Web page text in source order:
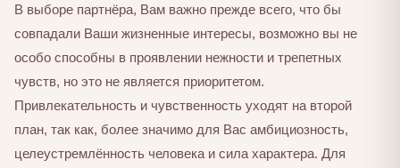
В выборе партнёра, Вам важно прежде всего, что бы
совпадали Ваши жизненные интересы, возможно вы не
особо способны в проявлении нежности и трепетных
чувств, но это не является приоритетом.
Привлекательность и чувственность уходят на второй
план, так как, более значимо для Вас амбициозность,
целеустремлённость человека и сила характера. Для